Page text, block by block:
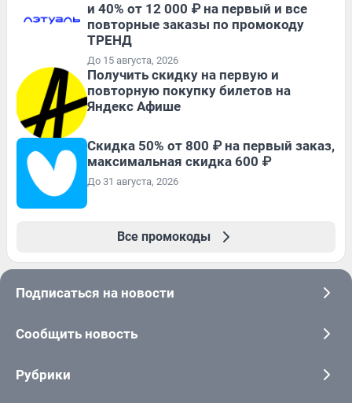
и 40% от 12 000 ₽ на первый и все
повторные заказы по промокоду
ТРЕНД
До 15 августа, 2026
Получить скидку на первую и
повторную покупку билетов на
Яндекс Афише
Скидка 50% от 800 ₽ на первый заказ,
максимальная скидка 600 ₽
До 31 августа, 2026
Все промокоды
Подписаться на новости
Сообщить новость
Рубрики